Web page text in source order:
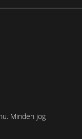
Minden jog